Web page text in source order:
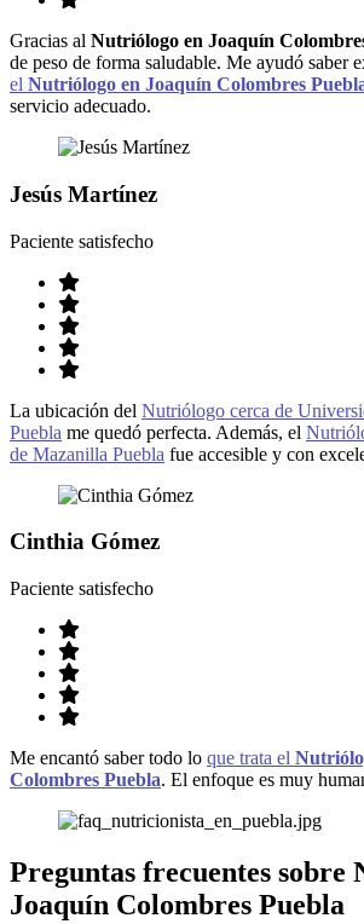
Gracias al Nutriólogo en Joaquín
de peso de forma saludable. Me ayudó saber
el Nutriólogo en Joaquín Colombres
servicio adecuado.
Jesús Martínez
Paciente satisfecho
La ubicación del Nutriólogo cerca de
Puebla me quedó perfecta. Además, el
de Mazanilla Puebla fue accesible y con
Cinthia Gómez
Paciente satisfecho
Me encantó saber todo lo que trata el
Colombres Puebla. El enfoque es muy
Preguntas frecuentes sobre
Joaquín Colombres Puebla